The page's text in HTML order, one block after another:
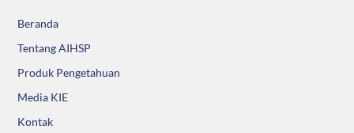
Beranda
Tentang AIHSP
Produk Pengetahuan
Media KIE
Kontak